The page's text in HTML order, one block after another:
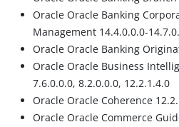
Oracle Oracle Banking
Management 14.4.0.0.0-
Oracle Oracle Banking
Oracle Oracle Business
7.6.0.0.0, 8.2.0.0.0, 12.2.1.4.0
Oracle Oracle Coherence
Oracle Oracle Commerce